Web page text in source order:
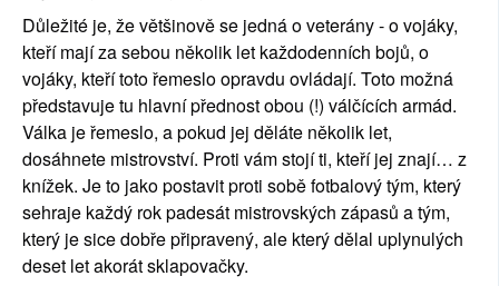
Důležité je, že většinově se jedná o veterány - o vojáky,
kteří mají za sebou několik let každodenních bojů, o
vojáky, kteří toto řemeslo opravdu ovládají. Toto možná
představuje tu hlavní přednost obou (!) válčících armád.
Válka je řemeslo, a pokud jej děláte několik let,
dosáhnete mistrovství. Proti vám stojí ti, kteří jej znají… z
knížek. Je to jako postavit proti sobě fotbalový tým, který
sehraje každý rok padesát mistrovských zápasů a tým,
který je sice dobře připravený, ale který dělal uplynulých
deset let akorát sklapovačky.